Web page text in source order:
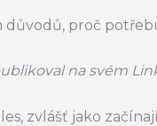
důvodů, proč
na svém
zvlášť jako